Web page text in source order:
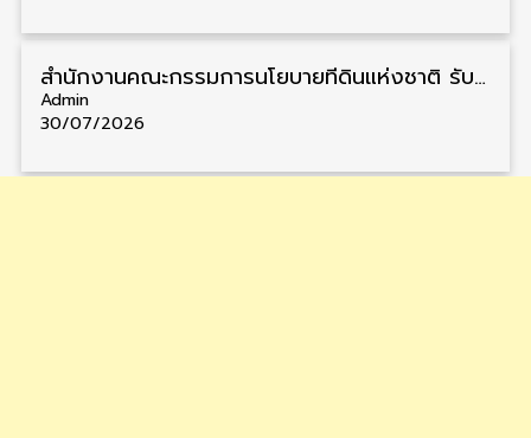
สำนักงานคณะกรรมการนโยบายที่ดินแห่งชาติ รับสมัครคัดเลือกพนักงานราชการ วุฒิ ป.ตรี 6 อัตรา รับสมัคร 13 กรกฎาคม – 6 สิงหาคม
Admin
30/07/2026